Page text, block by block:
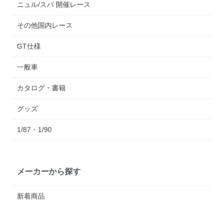
ニュル/スパ 開催レース
その他国内レース
GT仕様
一般車
カタログ・書籍
グッズ
1/87・1/90
メーカーから探す
新着商品